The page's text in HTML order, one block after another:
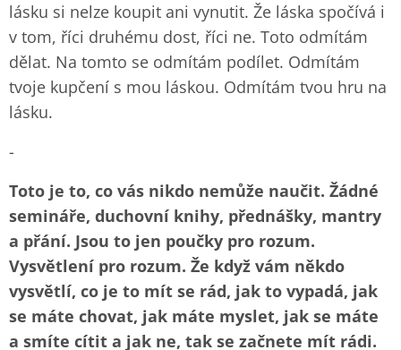
lásku si nelze koupit ani vynutit. Že láska spočívá i
v tom, říci druhému dost, říci ne. Toto odmítám
dělat. Na tomto se odmítám podílet. Odmítám
tvoje kupčení s mou láskou. Odmítám tvou hru na
lásku.
-
Toto je to, co vás nikdo nemůže naučit. Žádné
semináře, duchovní knihy, přednášky, mantry
a přání. Jsou to jen poučky pro rozum.
Vysvětlení pro rozum. Že když vám někdo
vysvětlí, co je to mít se rád, jak to vypadá, jak
se máte chovat, jak máte myslet, jak se máte
a smíte cítit a jak ne, tak se začnete mít rádi.